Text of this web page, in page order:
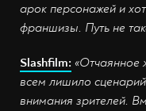
арок персонажей и
франшизы. Путь не
Slashfilm: «Отчаянное
всем лишило
внимания зрителей.